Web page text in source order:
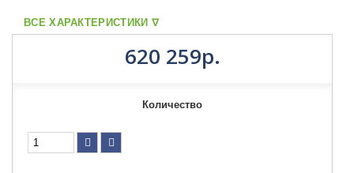
ВСЕ ХАРАКТЕРИСТИКИ ᐁ
620 259р.
Количество